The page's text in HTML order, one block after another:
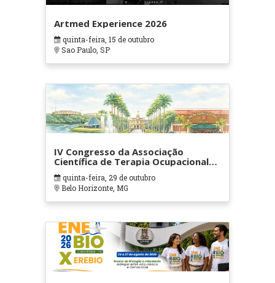
Artmed Experience 2026
quinta-feira, 15 de outubro
Sao Paulo, SP
IV Congresso da Associação
Científica de Terapia Ocupacional
em Contextos Hospitalares e
Cuidados Paliativos - ATOHOSP
quinta-feira, 29 de outubro
Belo Horizonte, MG